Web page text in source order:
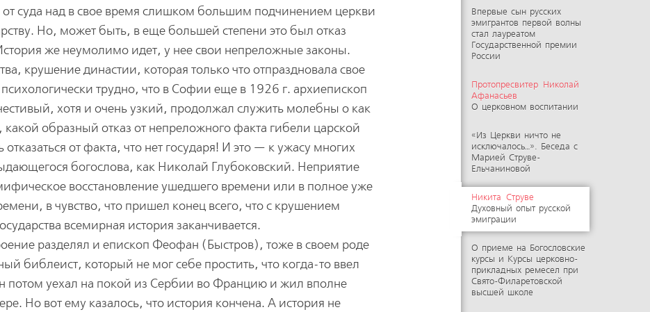
Впервые сын русских
эмигрантов первой волны
стал лауреатом
Государственной премии
России
Протопресвитер Николай
Афанасьев
О церковном воспитании
«Из Церкви ничто не
исключалось…». Беседа с
Марией Струве-
Ельчаниновой
Никита Струве
Духовный опыт русской
эмиграции
О приеме на Богословские
курсы и Курсы церковно-
прикладных ремесел при
Свято-Филаретовской
высшей школе
от суда над в свое время слишком большим подчинением церкви
Но, может быть, в еще большей степени это был отказ
же неумолимо идет, у нее свои непреложные законы.
крушение династии, которая только что отпраздновала свое
трудно, что в Софии еще в 1926 г. архиепископ
хотя и очень узкий, продолжал служить молебны о как
образный отказ от непреложного факта гибели царской
от факта, что нет государя! И это — к ужасу многих
богослова, как Николай Глубоковский. Неприятие
восстановление ушедшего времени или в полное уже
в чувство, что пришел конец всего, что с крушением
всемирная история заканчивается.
разделял и епископ Феофан (Быстров), тоже в своем роде
библеист, который не мог себе простить, что когда-то ввел
потом уехал на покой из Сербии во Францию и жил вполне
Но вот ему казалось, что история кончена. А история не